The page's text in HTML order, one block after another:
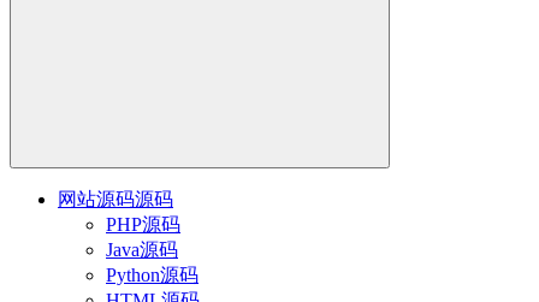
网站源码源码
PHP源码
Java源码
Python源码